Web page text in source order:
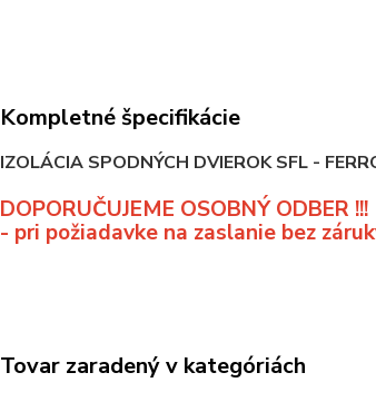
Kompletné špecifikácie
IZOLÁCIA SPODNÝCH DVIEROK SFL -
DOPORUČUJEME OSOBNÝ ODBER !!!
- pri požiadavke na zaslanie bez
Tovar zaradený v kategóriách